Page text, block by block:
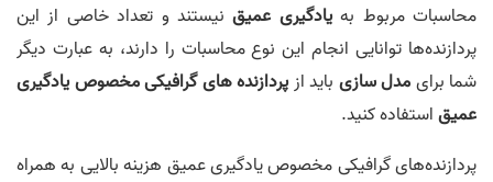
محاسبات مربوط بهیادگیری عمیقنیستند و تعداد خاصی از این
پردازنده‌ها توانایی انجام این نوع محاسبات را دارند، به عبارت دیگر
شما برایمدل سازی باید ازپردازنده های گرافیکی مخصوص یادگیری
عمیقاستفاده کنید.
پردازنده‌های گرافیکی مخصوص یادگیری عمیق هزینه بالایی به همراه